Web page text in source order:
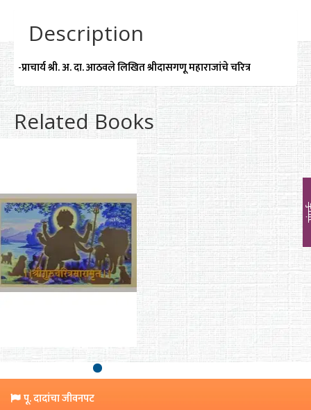
Description
-प्राचार्य श्री. अ. दा. आठवले लिखित श्रीदासगणू महाराजांचे चरित्र
Related Books
पू. दादांचा जीवनपट